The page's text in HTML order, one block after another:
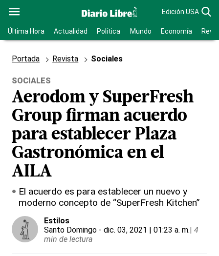
Edición USA
Última Hora Actualidad Política Mundo Economía
Portada Revista Sociales
SOCIALES
Aerodom y SuperFresh
Group firman acuerdo
para establecer Plaza
Gastronómica en el
AILA
El acuerdo es para establecer un nuevo y
moderno concepto de “SuperFresh Kitchen”
Estilos
Santo Domingo - dic. 03, 2021 | 01:23 a. m.| 4
min de lectura